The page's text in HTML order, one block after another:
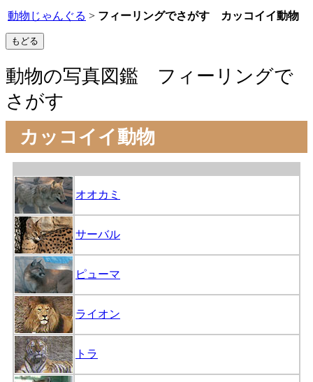
動物じゃんぐる > フィーリングでさがす カッコイイ動物
動物の写真図鑑 フィーリングで
さがす
カッコイイ動物
オオカミ
サーバル
ピューマ
ライオン
トラ